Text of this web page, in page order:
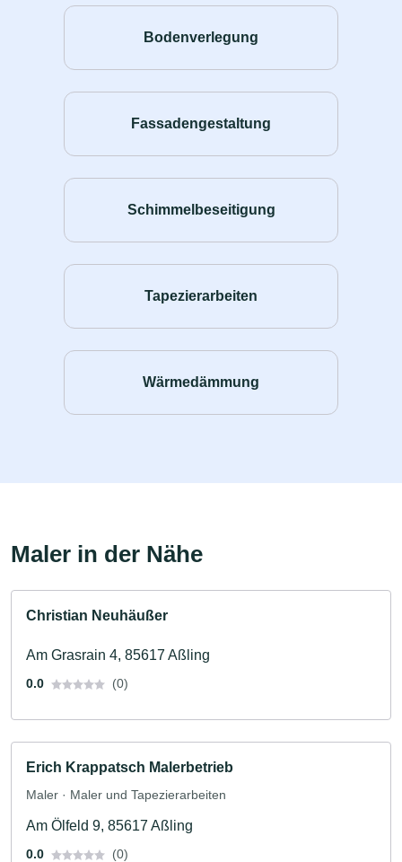
Bodenverlegung
Fassadengestaltung
Schimmelbeseitigung
Tapezierarbeiten
Wärmedämmung
Maler in der Nähe
Christian Neuhäußer
Am Grasrain 4, 85617 Aßling
0.0 (0)
Erich Krappatsch Malerbetrieb
Maler · Maler und Tapezierarbeiten
Am Ölfeld 9, 85617 Aßling
0.0 (0)